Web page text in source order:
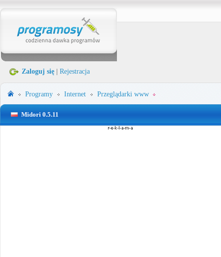
Zaloguj się Rejestracja
Programy Internet Przeglądarki www
Midori 0.5.11